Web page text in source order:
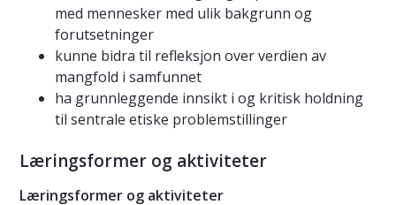
med mennesker med ulik bakgrunn og
forutsetninger
kunne bidra til refleksjon over verdien av
mangfold i samfunnet
ha grunnleggende innsikt i og kritisk holdning
til sentrale etiske problemstillinger
Læringsformer og aktiviteter
Læringsformer og aktiviteter